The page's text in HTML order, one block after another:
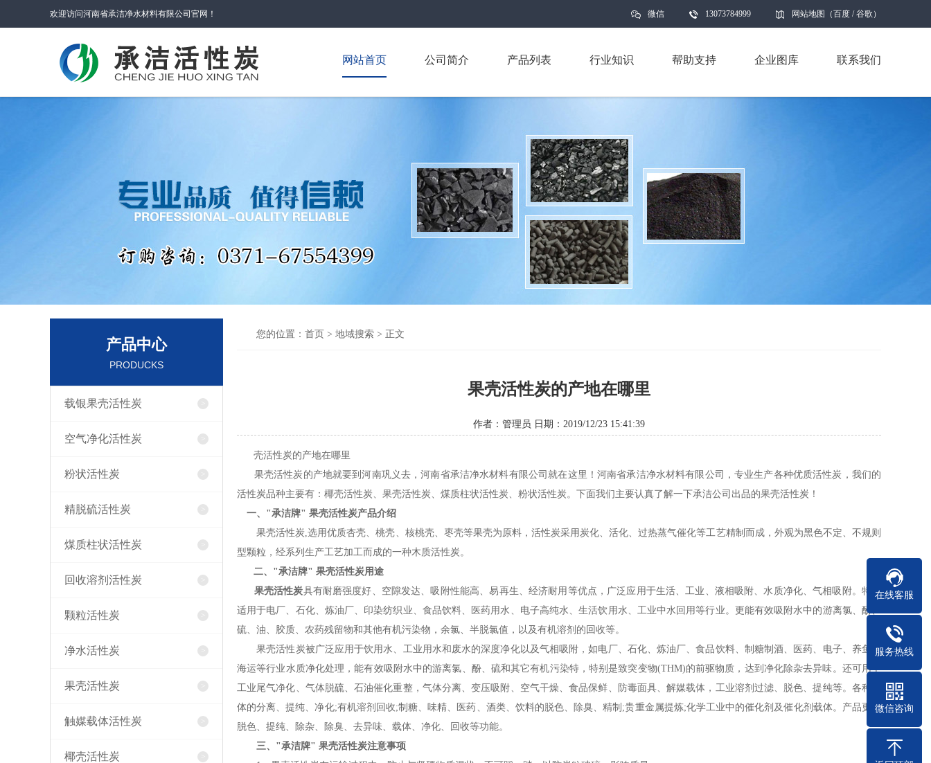
欢迎访问河南省承洁净水材料有限公司官网！ 微信 13073784999 网站地图 （百度 /谷歌 ）
网站首页 公司简介 产品列表 行业知识 帮助支持 企业图库 联系我们
产品中心
PRODUCKS
载银果壳活性炭
空气净化活性炭
粉状活性炭
精脱硫活性炭
煤质柱状活性炭
回收溶剂活性炭
颗粒活性炭
净水活性炭
果壳活性炭
触媒载体活性炭
椰壳活性炭
您的位置： 首页 > 地域搜索 > 正文
果壳活性炭的产地在哪里
作者：管理员 日期：2019/12/23 15:41:39
壳活性炭的产地在哪里
果壳活性炭的产地就要到河南巩义去，河南省承洁净水材料有限公司就在这里！河南省承洁净水材料有限公司，专业生产各种优质活性炭，我们的
活性炭品种主要有：椰壳活性炭、果壳活性炭、煤质柱状活性炭、粉状活性炭。下面我们主要认真了解一下承洁公司出品的果壳活性炭！
一、"承洁牌" 果壳活性炭产品介绍
果壳活性炭,选用优质杏壳、桃壳、核桃壳、枣壳等果壳为原料，活性炭采用炭化、活化、过热蒸气催化等工艺精制而成，外观为黑色不定、不规则
型颗粒，经系列生产工艺加工而成的一种木质活性炭。
二、"承洁牌" 果壳活性炭用途
果壳活性炭具有耐磨强度好、空隙发达、吸附性能高、易再生、经济耐用等优点，广泛应用于生活、工业、液相吸附、水质净化、气相吸附。特别
适用于电厂、石化、炼油厂、印染纺织业、食品饮料、医药用水、电子高纯水、生活饮用水、工业中水回用等行业。更能有效吸附水中的游离氯、酚、
硫、油、胶质、农药残留物和其他有机污染物，余氯、半脱氯值，以及有机溶剂的回收等。
果壳活性炭被广泛应用于饮用水、工业用水和废水的深度净化以及气相吸附，如电厂、石化、炼油厂、食品饮料、制糖制酒、医药、电子、养鱼、
海运等行业水质净化处理，能有效吸附水中的游离氯、酚、硫和其它有机污染特，特别是致突变物(THM)的前驱物质，达到净化除杂去异味。还可用于
工业尾气净化、气体脱硫、石油催化重整，气体分离、变压吸附、空气干燥、食品保鲜、防毒面具、解媒载体，工业溶剂过滤、脱色、提纯等。各种气
体的分离、提纯、净化;有机溶剂回收;制糖、味精、医药、酒类、饮料的脱色、除臭、精制;贵重金属提炼;化学工业中的催化剂及催化剂载体。产品更具
脱色、提纯、除杂、除臭、去异味、载体、净化、回收等功能。
三、"承洁牌" 果壳活性炭注意事项
在线客服
服务热线
微信咨询